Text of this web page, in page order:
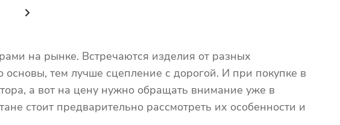
на рынке. Встречаются изделия от разных
тем лучше сцепление с дорогой. И при покупке в
а вот на цену нужно обращать внимание уже в
стоит предварительно рассмотреть их особенности и